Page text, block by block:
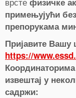
примењујући
препорукама
Пријавите Вашу
https://
извештај у
садржи:
0